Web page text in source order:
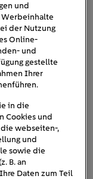
und
der Nutzung
Online-
und
gestellte
Ihrer
in die
Cookies und
webseiten-,
und
sowie die
B. an
Daten zum Teil